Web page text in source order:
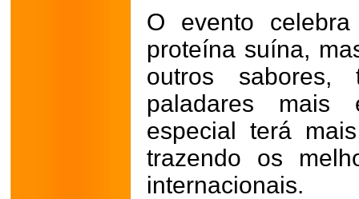
O evento
proteína suína,
outros
paladares mais
especial terá
trazendo os
internacionais.